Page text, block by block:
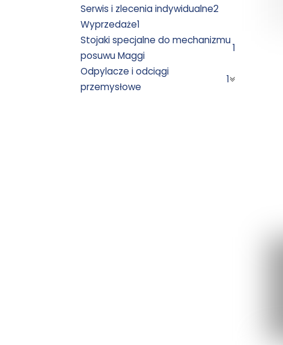
Serwis i zlecenia indywidualne2
Wyprzedaże1
Stojaki specjalne do mechanizmu
posuwu Maggi
1
Odpylacze i odciągi
przemysłowe
1